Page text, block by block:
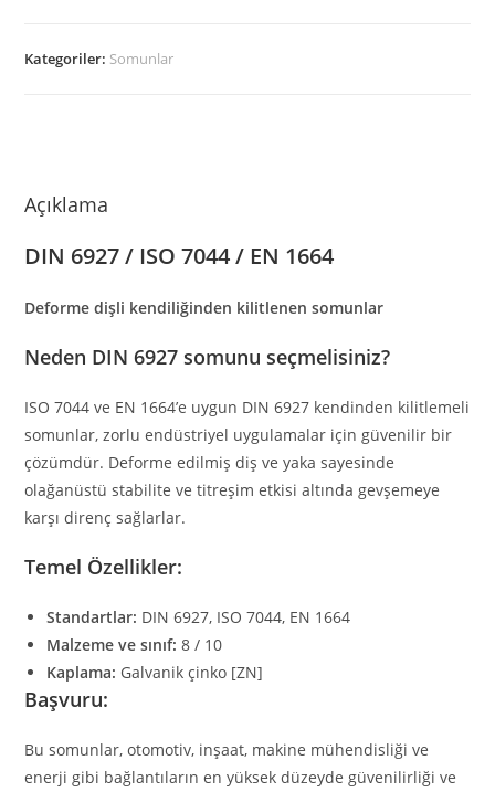
Kategoriler: Somunlar
Açıklama
DIN 6927 / ISO 7044 / EN 1664
Deforme dişli kendiliğinden kilitlenen somunlar
Neden DIN 6927 somunu seçmelisiniz?
ISO 7044 ve EN 1664’e uygun DIN 6927 kendinden kilitlemeli
somunlar, zorlu endüstriyel uygulamalar için güvenilir bir
çözümdür. Deforme edilmiş diş ve yaka sayesinde
olağanüstü stabilite ve titreşim etkisi altında gevşemeye
karşı direnç sağlarlar.
Temel Özellikler:
Standartlar: DIN 6927, ISO 7044, EN 1664
Malzeme ve sınıf: 8 / 10
Kaplama: Galvanik çinko [ZN]
Başvuru:
Bu somunlar, otomotiv, inşaat, makine mühendisliği ve
enerji gibi bağlantıların en yüksek düzeyde güvenilirliği ve